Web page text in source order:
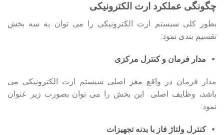
چگونگی عملکرد ارت الکترونیکی
بطور کلی سیستم ارت الکترونیکی را می توان به سه بخش
تقسیم بندی نمود:
مدار فرمان و کنترل مرکزی
مدار فرمان در واقع مغز اصلی سیستم ارت الکترونیکی می
باشد، وظایف اصلی این بخش را می توان بصورت زیر عنوان
نمود:
کنترل ولتاژ فاز با بدنه تجهیزات